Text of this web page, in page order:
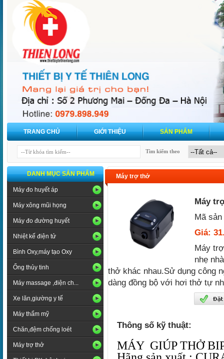
TRANG CHỦ GIỚI THIỆU SẢN PHẨM
Tìm kiếm theo
DANH MỤC SẢN PHẨM
Máy đo huyết áp
Máy xông mũi họng
Máy đo đường huyết
Nhiệt kế điện tử
Bình Oxy,máy tạo Oxy
Ống thủy tinh
Máy massage ,điện ch...
Xe lăn,giường y tế
Máy thẩm mỹ
Chăn,đệm chống loét
Máy trợ thở
Máy trợ thở
Máy
Mã
Giá:
Máy
nhẹ
thở khác nhau.Sử dụng công
dàng đồng bộ với hơi thở tự
Thông số kỹ thuật:
MÁY GIÚP THỞ